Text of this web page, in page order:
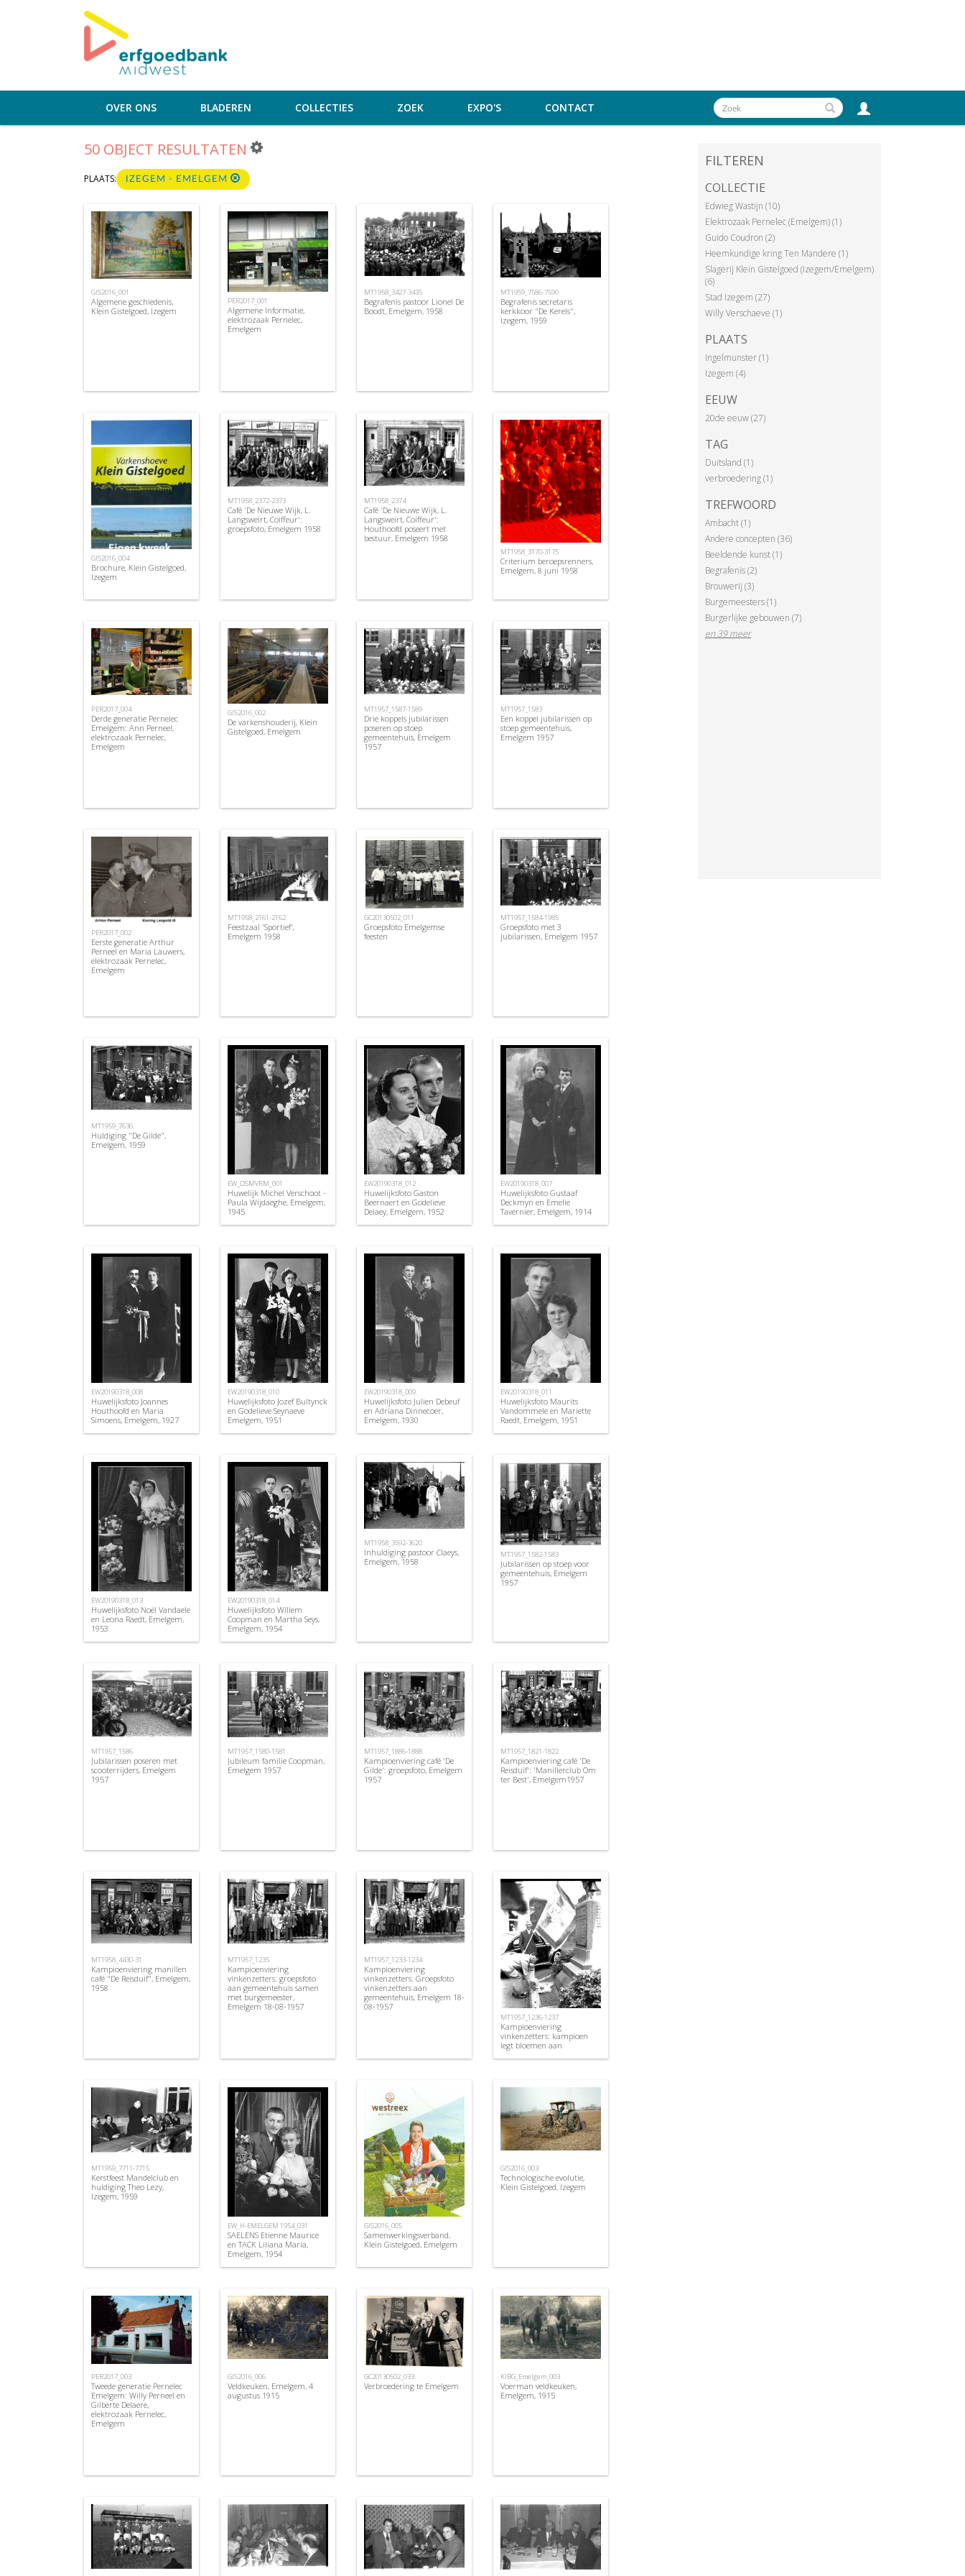
OVER ONS BLADEREN COLLECTIES ZOEK EXPO'S CONTACT
50 OBJECT RESULTATEN
PLAATS: IZEGEM - EMELGEM
GIS2016_001
Algemene geschiedenis,
Klein Gistelgoed, Izegem
PER2017_001
Algemene Informatie,
elektrozaak Pernelec,
Emelgem
MT1958_3427-3435
Begrafenis pastoor Lionel De
Boodt, Emelgem, 1958
MT1959_7586-7590
Begrafenis secretaris
kerkkoor "De Kerels",
Izegem, 1959
GIS2016_004
Brochure, Klein Gistelgoed,
Izegem
MT1958_2372-2373
Café 'De Nieuwe Wijk, L.
Langsweirt, Coiffeur':
groepsfoto, Emelgem 1958
MT1958_2374
Café 'De Nieuwe Wijk, L.
Langsweirt, Coiffeur':
Houthoofd poseert met
bestuur, Emelgem 1958
MT1958_3170-3175
Criterium beroepsrenners,
Emelgem, 8 juni 1958
PER2017_004
Derde generatie Pernelec
Emelgem: Ann Perneel,
elektrozaak Pernelec,
Emelgem
GIS2016_002
De varkenshouderij, Klein
Gistelgoed, Emelgem
MT1957_1587-1589
Drie koppels jubilarissen
poseren op stoep
gemeentehuis, Emelgem
1957
MT1957_1583
Een koppel jubilarissen op
stoep gemeentehuis,
Emelgem 1957
PER2017_002
Eerste generatie Arthur
Perneel en Maria Lauwers,
elektrozaak Pernelec,
Emelgem
MT1958_2161-2162
Feestzaal 'Sportief',
Emelgem 1958
GC20130502_011
Groepsfoto Emelgemse
feesten
MT1957_1584-1985
Groepsfoto met 3
jubilarissen, Emelgem 1957
MT1959_7636
Huldiging "De Gilde",
Emelgem, 1959
EW_DSMVRM_001
Huwelijk Michel Verschoot -
Paula Wijdaeghe, Emelgem,
1945
EW20190318_012
Huwelijksfoto Gaston
Beernaert en Godelieve
Delaey, Emelgem, 1952
EW20190318_007
Huwelijksfoto Gustaaf
Deckmyn en Emelie
Tavernier, Emelgem, 1914
EW20190318_008
Huwelijksfoto Joannes
Houthoofd en Maria
Simoens, Emelgem, 1927
EW20190318_010
Huwelijksfoto Jozef Bultynck
en Godelieve Seynaeve
Emelgem, 1951
EW20190318_009
Huwelijksfoto Julien Debeuf
en Adriana Dinnecoer,
Emelgem, 1930
EW20190318_011
Huwelijksfoto Maurits
Vandommele en Mariette
Raedt, Emelgem, 1951
EW20190318_013
Huwelijksfoto Noël Vandaele
en Leona Raedt, Emelgem,
1953
EW20190318_014
Huwelijksfoto Willem
Coopman en Martha Seys,
Emelgem, 1954
MT1958_3592-3620
Inhuldiging pastoor Claeys,
Emelgem, 1958
MT1957_1582-1583
Jubilarissen op stoep voor
gemeentehuis, Emelgem
1957
MT1957_1586
Jubilarissen poseren met
scooterrijders, Emelgem
1957
MT1957_1580-1581
Jubileum familie Coopman,
Emelgem 1957
MT1957_1886-1888
Kampioenviering café 'De
Gilde': groepsfoto, Emelgem
1957
MT1957_1821-1822
Kampioenviering café 'De
Reisduif': 'Manillerclub Om
ter Best', Emelgem1957
MT1958_4430-31
Kampioenviering manillen
café "De Reisduif", Emelgem,
1958
MT1957_1235
Kampioenviering
vinkenzetters: groepsfoto
aan gemeentehuis samen
met burgemeester,
Emelgem 18-08-1957
MT1957_1233-1234
Kampioenviering
vinkenzetters: Groepsfoto
vinkenzetters aan
gemeentehuis, Emelgem 18-
08-1957
MT1957_1236-1237
Kampioenviering
vinkenzetters: kampioen
legt bloemen aan
MT1959_7711-7715
Kerstfeest Mandelclub en
huldiging Theo Lezy,
Izegem, 1959
EW_H-EMELGEM 1954_031
SAELENS Etienne Maurice
en TACK Liliana Maria,
Emelgem, 1954
GIS2016_005
Samenwerkingsverband,
Klein Gistelgoed, Emelgem
GIS2016_003
Technologische evolutie,
Klein Gistelgoed, Izegem
PER2017_003
Tweede generatie Pernelec
Emelgem: Willy Perneel en
Gilberte Delaere,
elektrozaak Pernelec,
Emelgem
GIS2016_006
Veldkeuken, Emelgem, 4
augustus 1915
GC20130502_033
Verbroedering te Emelgem
KIBG_Emelgem_003
Voerman veldkeuken,
Emelgem, 1915
FILTEREN
COLLECTIE
Edwieg Wastijn (10)
Elektrozaak Pernelec (Emelgem) (1)
Guido Coudron (2)
Heemkundige kring Ten Mandere (1)
Slagerij Klein Gistelgoed (Izegem/Emelgem)
(6)
Stad Izegem (27)
Willy Verschaeve (1)
PLAATS
Ingelmunster (1)
Izegem (4)
EEUW
20de eeuw (27)
TAG
Duitsland (1)
verbroedering (1)
TREFWOORD
Ambacht (1)
Andere concepten (36)
Beeldende kunst (1)
Begrafenis (2)
Brouwerij (3)
Burgemeesters (1)
Burgerlijke gebouwen (7)
en 39 meer